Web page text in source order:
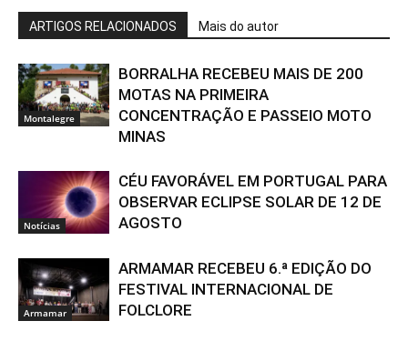
ARTIGOS RELACIONADOS Mais do autor
Montalegre
BORRALHA RECEBEU MAIS DE 200
MOTAS NA PRIMEIRA
CONCENTRAÇÃO E PASSEIO MOTO
MINAS
Notícias
CÉU FAVORÁVEL EM PORTUGAL PARA
OBSERVAR ECLIPSE SOLAR DE 12 DE
AGOSTO
Armamar
ARMAMAR RECEBEU 6.ª EDIÇÃO DO
FESTIVAL INTERNACIONAL DE
FOLCLORE